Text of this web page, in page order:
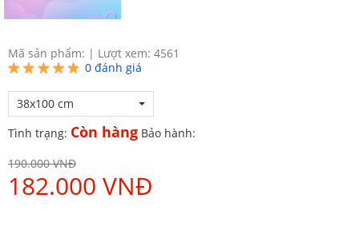
Mã sản phẩm: | Lượt xem: 4561
0 đánh giá
38x100 cm
Tình trạng: Còn hàng Bảo hành:
190.000 VNĐ
182.000 VNĐ